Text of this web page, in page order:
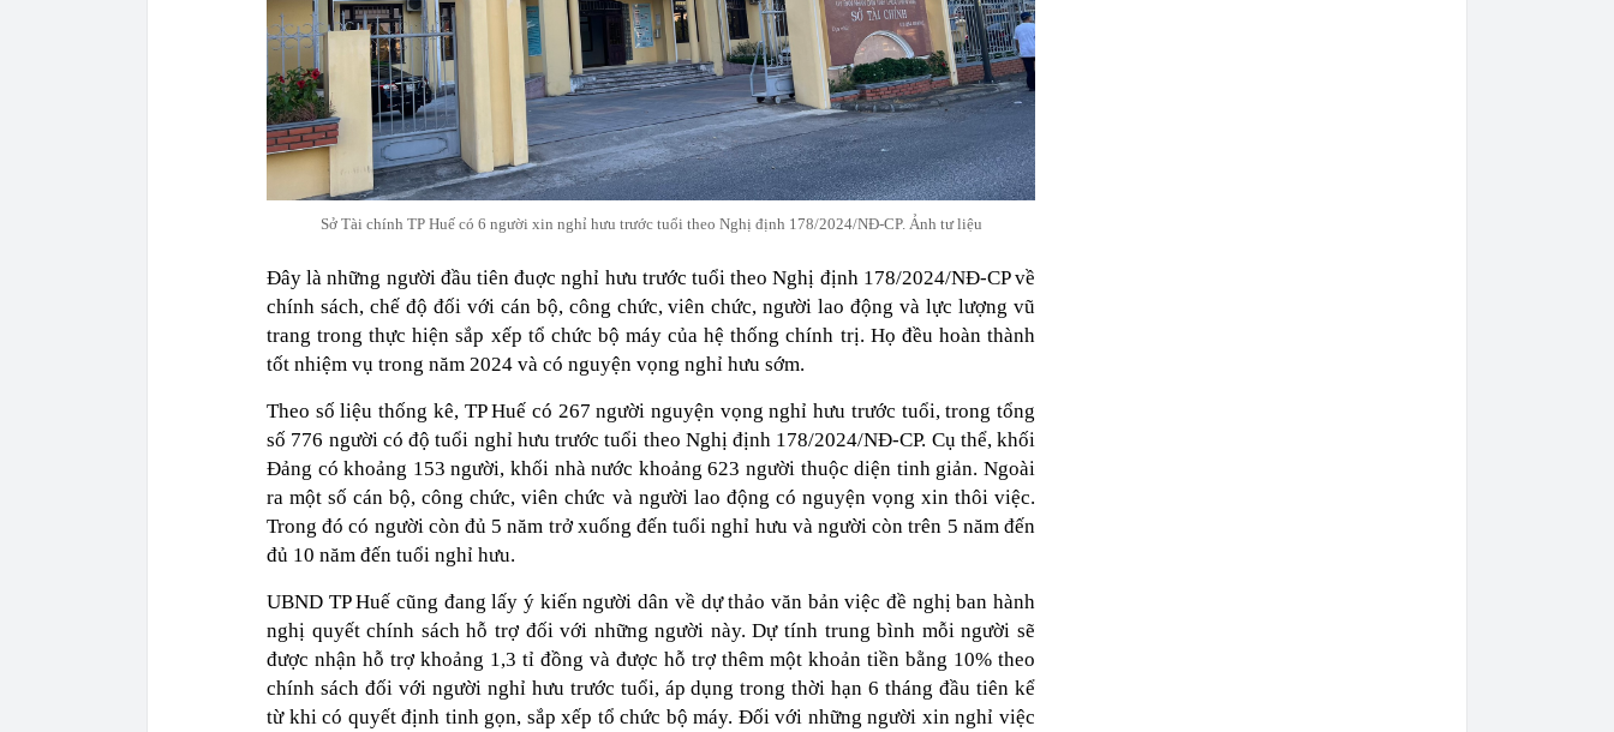
Sở Tài chính TP Huế có 6 người xin nghỉ hưu trước tuổi theo Nghị định 178/2024/NĐ-CP. Ảnh tư liệu
Đây là những người đầu tiên đuợc nghỉ hưu trước tuổi theo Nghị định 178/2024/NĐ-CP về
chính sách, chế độ đối với cán bộ, công chức, viên chức, người lao động và lực lượng vũ
trang trong thực hiện sắp xếp tổ chức bộ máy của hệ thống chính trị. Họ đều hoàn thành
tốt nhiệm vụ trong năm 2024 và có nguyện vọng nghỉ hưu sớm.
Theo số liệu thống kê, TP Huế có 267 người nguyện vọng nghỉ hưu trước tuổi, trong tổng
số 776 người có độ tuổi nghỉ hưu trước tuổi theo Nghị định 178/2024/NĐ-CP. Cụ thể, khối
Đảng có khoảng 153 người, khối nhà nước khoảng 623 người thuộc diện tinh giản. Ngoài
ra một số cán bộ, công chức, viên chức và người lao động có nguyện vọng xin thôi việc.
Trong đó có người còn đủ 5 năm trở xuống đến tuổi nghỉ hưu và người còn trên 5 năm đến
đủ 10 năm đến tuổi nghỉ hưu.
UBND TP Huế cũng đang lấy ý kiến người dân về dự thảo văn bản việc đề nghị ban hành
nghị quyết chính sách hỗ trợ đối với những người này. Dự tính trung bình mỗi người sẽ
được nhận hỗ trợ khoảng 1,3 tỉ đồng và được hỗ trợ thêm một khoản tiền bằng 10% theo
chính sách đối với người nghỉ hưu trước tuổi, áp dụng trong thời hạn 6 tháng đầu tiên kể
từ khi có quyết định tinh gọn, sắp xếp tổ chức bộ máy. Đối với những người xin nghỉ việc